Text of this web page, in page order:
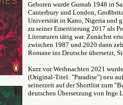
Geboren wurde Gurnah 1948 in
Canterbury und London,
Universität in Kano, Nigeria und
zu seiner Emeritierung 2017 als
Literaturen tätig war. Zunächst
zwischen 1987 und 2020 dann
Romane ins Deutsche übersetzt,
Kurz vor Weihnachten 2021
(Original-Titel: "Paradise") neu
seinerzeit auf der Shortlist zum
deutschen Übersetzung von Inge